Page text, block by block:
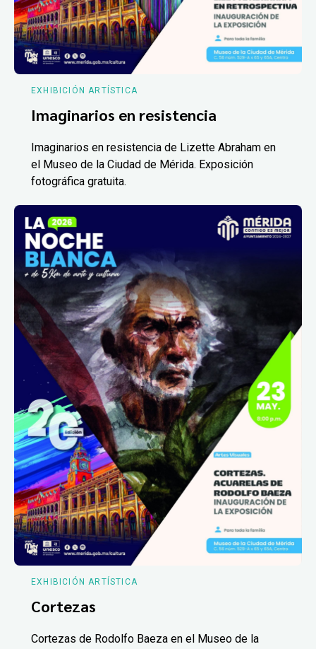
EXHIBICIÓN ARTÍSTICA
Imaginarios en resistencia
Imaginarios en resistencia de Lizette Abraham en
el Museo de la Ciudad de Mérida. Exposición
fotográfica gratuita.
EXHIBICIÓN ARTÍSTICA
Cortezas
Cortezas de Rodolfo Baeza en el Museo de la